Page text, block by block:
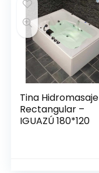
Tina Hidromasaje
Rectangular –
IGUAZÚ 180*120